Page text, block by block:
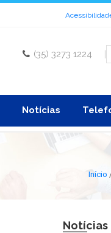
(35) 3273 1224 |
Notícias
Início
Notícias